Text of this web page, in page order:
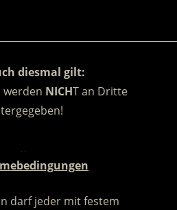
diesmal gilt:
werden NICHT an Dritte
darf jeder mit festem